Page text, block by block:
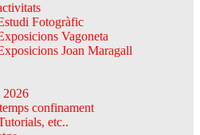
Fotogràfic
Vagoneta
Joan Maragall
2026
confinament
etc..